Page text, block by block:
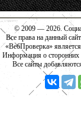
© 2009 — 2026.
Все права на данный
«ВебПроверка»
Информация о сторонних
Все сайты